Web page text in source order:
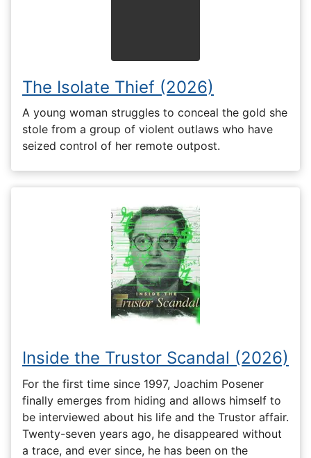
The Isolate Thief (2026)
A young woman struggles to conceal the gold she
stole from a group of violent outlaws who have
seized control of her remote outpost.
Inside the Trustor Scandal (2026)
For the first time since 1997, Joachim Posener
finally emerges from hiding and allows himself to
be interviewed about his life and the Trustor affair.
Twenty-seven years ago, he disappeared without
a trace, and ever since, he has been on the